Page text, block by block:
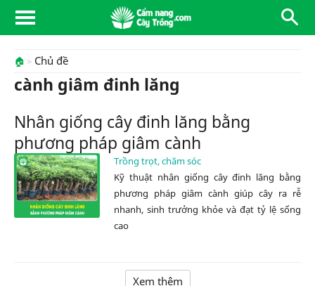
🏠 Chủ đề
cành giâm đinh lăng
Nhân giống cây đinh lăng bằng
phương pháp giâm cành
Trồng trọt, chăm sóc
Kỹ thuật nhân giống cây đinh lăng bằng
phương pháp giâm cành giúp cây ra rễ
nhanh, sinh trưởng khỏe và đạt tỷ lệ sống
cao
Xem thêm